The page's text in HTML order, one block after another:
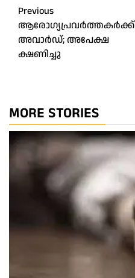
Post
navigation
Previous
ആരോഗ്യപ്രവർത്തകർക്ക്
അവാർഡ്; അപേക്ഷ
ക്ഷണിച്ചു
MORE STORIES